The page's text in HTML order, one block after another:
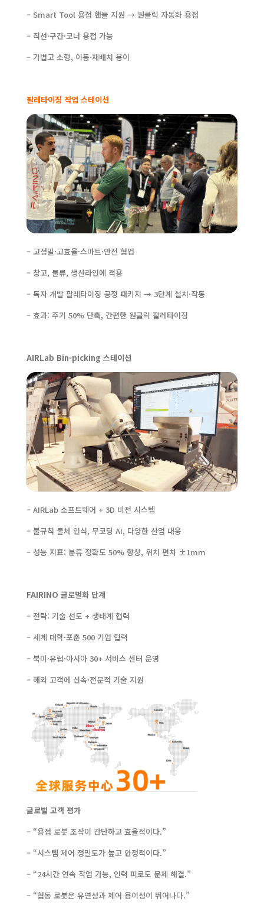
– Smart Tool 용접 핸들 지원 → 원클릭 자동화 용접
– 직선·구간·코너 용접 가능
– 가볍고 소형, 이동·재배치 용이
팔레타이징 작업 스테이션
– 고정밀·고효율·스마트·안전 협업
– 창고, 물류, 생산라인에 적용
– 독자 개발 팔레타이징 공정 패키지 → 3단계 설치·작동
– 효과: 주기 50% 단축, 간편한 원클릭 팔레타이징
AIRLab Bin-picking 스테이션
– AIRLab 소프트웨어 + 3D 비전 시스템
– 불규칙 물체 인식, 무코딩 AI, 다양한 산업 대응
– 성능 지표: 분류 정확도 50% 향상, 위치 편차 ±1mm
FAIRINO 글로벌화 단계
– 전략: 기술 선도 + 생태계 협력
– 세계 대학·포춘 500 기업 협력
– 북미·유럽·아시아 30+ 서비스 센터 운영
– 해외 고객에 신속·전문적 기술 지원
글로벌 고객 평가
– “용접 로봇 조작이 간단하고 효율적이다.”
– “시스템 제어 정밀도가 높고 안정적이다.”
– “24시간 연속 작업 가능, 인력 피로도 문제 해결.”
– “협동 로봇은 유연성과 제어 용이성이 뛰어나다.”